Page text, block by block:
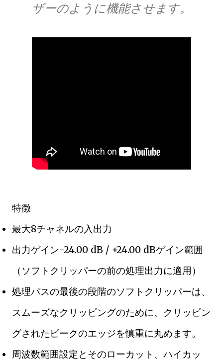
ザーのように機能させます。
特徴
最大8チャネルの入出力
出力ゲイン-24.00 dB / +24.00 dBゲイン範囲
（ソフトクリッパーの前の処理出力に適用）
処理パスの最後の段階のソフトクリッパーは、
スムーズなクリッピングのために、クリッピン
グされたピークのエッジを慎重に丸めます。
周波数範囲設定とそのローカット、ハイカッ